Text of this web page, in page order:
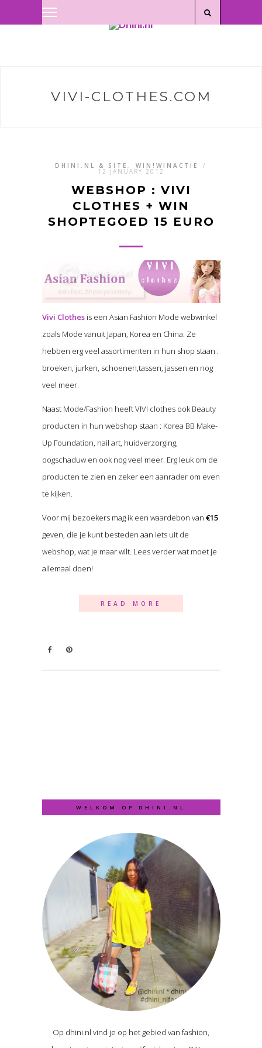
VIVI-CLOTHES.COM
DHINI.NL & SITE , WIN!WINACTIE /
12 JANUARY 2012
WEBSHOP : VIVI
CLOTHES + WIN
SHOPTEGOED 15 EURO
Vivi Clothesis een Asian Fashion Mode webwinkel
zoals Mode vanuit Japan, Korea en China. Ze
hebben erg veel assortimenten in hun shop staan :
broeken, jurken, schoenen,tassen, jassen en nog
veel meer.
Naast Mode/Fashion heeft VIVI clothes ook Beauty
producten in hun webshop staan : Korea BB Make-
Up Foundation, nail art, huidverzorging,
oogschaduw en ook nog veel meer. Erg leuk om de
producten te zien en zeker een aanrader om even
te kijken.
Voor mij bezoekers mag ik een waardebon van €15
geven, die je kunt besteden aan iets uit de
webshop, wat je maar wilt. Lees verder wat moet je
allemaal doen!
READ MORE
WELKOM OP DHINI.NL
Op dhini.nl vind je op het gebied van fashion,